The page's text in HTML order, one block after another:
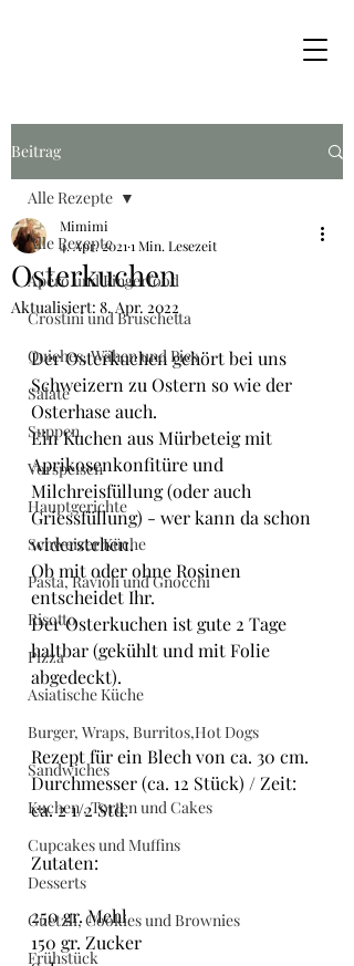
Beitrag
Alle Rezepte
Apéro und Fingerfood
Crostini und Bruschetta
Quiches, Wähen und Pies
Salate
Suppen
Vorspeisen
Hauptgerichte
Schweizer Küche
Pasta, Ravioli und Gnocchi
Risotto
Pizza
Asiatische Küche
Burger, Wraps, Burritos,Hot Dogs
Sandwiches
Kuchen , Torten und Cakes
Cupcakes und Muffins
Desserts
Guetzli, Cookies und Brownies
Frühstück
Alle Rezepte
Osterkuchen
Mimimi
4. Apr. 2021 1 Min. Lesezeit
Aktualisiert: 8. Apr. 2022
Der Osterkuchen gehört bei uns
Schweizern zu Ostern so wie der
Osterhase auch.
Ein Kuchen aus Mürbeteig mit
Aprikosenkonfitüre und
Milchreisfüllung (oder auch
Griessfüllung) - wer kann da schon
widerstehen.
Ob mit oder ohne Rosinen
entscheidet Ihr.
Der Osterkuchen ist gute 2 Tage
haltbar (gekühlt und mit Folie
abgedeckt).
Rezept für ein Blech von ca. 30 cm.
Durchmesser (ca. 12 Stück) / Zeit:
ca. 2 1/2 Std.
Zutaten:
250 gr. Mehl
150 gr. Zucker